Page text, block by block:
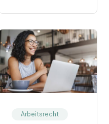
Arbeitsrecht